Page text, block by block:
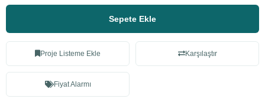
Sepete Ekle
Proje Listeme Ekle Karşılaştır
Fiyat Alarmı